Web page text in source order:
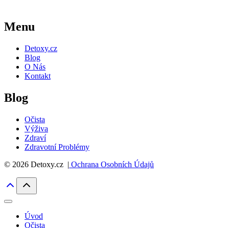
Menu
Detoxy.cz
Blog
O Nás
Kontakt
Blog
Očista
Výživa
Zdraví
Zdravotní Problémy
© 2026 Detoxy.cz | Ochrana Osobních Údajů
Úvod
Očista